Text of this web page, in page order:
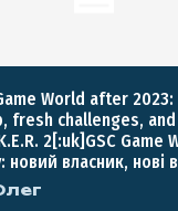
World after 2023:
fresh challenges,
2[:uk]GSC Game
новий власник, нові